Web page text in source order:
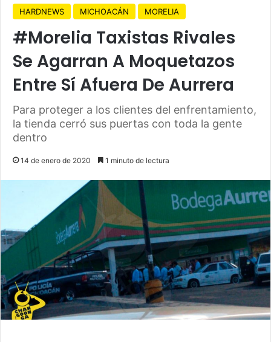
HARDNEWS MICHOACÁN MORELIA
#Morelia Taxistas Rivales
Se Agarran A Moquetazos
Entre Sí Afuera De Aurrera
Para proteger a los clientes del enfrentamiento,
la tienda cerró sus puertas con toda la gente
dentro
14 de enero de 2020 1 minuto de lectura